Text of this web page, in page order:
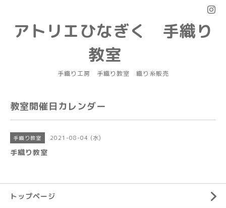
アトリエひなぎく 手織り
教室
手織り工房 手織り教室 織り糸販売
教室開催日カレンダー
手織り教室 2021-08-04 (水)
手織り教室
トップページ